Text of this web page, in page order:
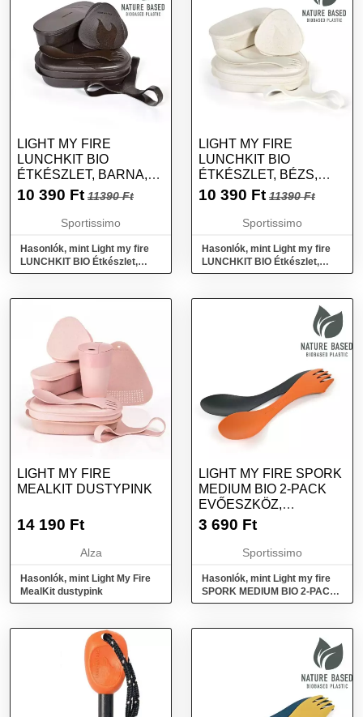
LIGHT MY FIRE
LUNCHKIT BIO
ÉTKÉSZLET, BARNA,
MÉRET
10 390 Ft 11390 Ft
Sportissimo
Hasonlók, mint Light my fire
LUNCHKIT BIO Étkészlet,
barna, méret
LIGHT MY FIRE
LUNCHKIT BIO
ÉTKÉSZLET, BÉZS,
MÉRET
10 390 Ft 11390 Ft
Sportissimo
Hasonlók, mint Light my fire
LUNCHKIT BIO Étkészlet,
bézs, méret
LIGHT MY FIRE
MEALKIT DUSTYPINK
14 190 Ft
Alza
Hasonlók, mint Light My Fire
MealKit dustypink
LIGHT MY FIRE SPORK
MEDIUM BIO 2-PACK
EVŐESZKÖZ,
NARANCSSÁRGA,
3 690 Ft
Sportissimo
Hasonlók, mint Light my fire
SPORK MEDIUM BIO 2-PACK
Evőeszköz, narancssárga,